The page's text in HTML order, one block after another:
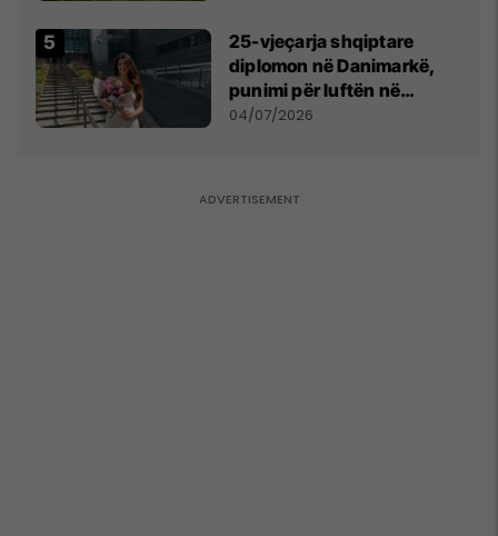
25-vjeçarja shqiptare
diplomon në Danimarkë,
punimi për luftën në
Kosovë vlerësohet me
04/07/2026